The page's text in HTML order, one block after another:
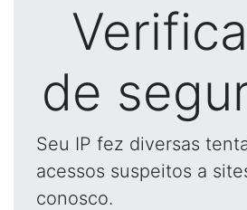
de
Seu IP fez diversas
acessos suspeitos a
conosco.